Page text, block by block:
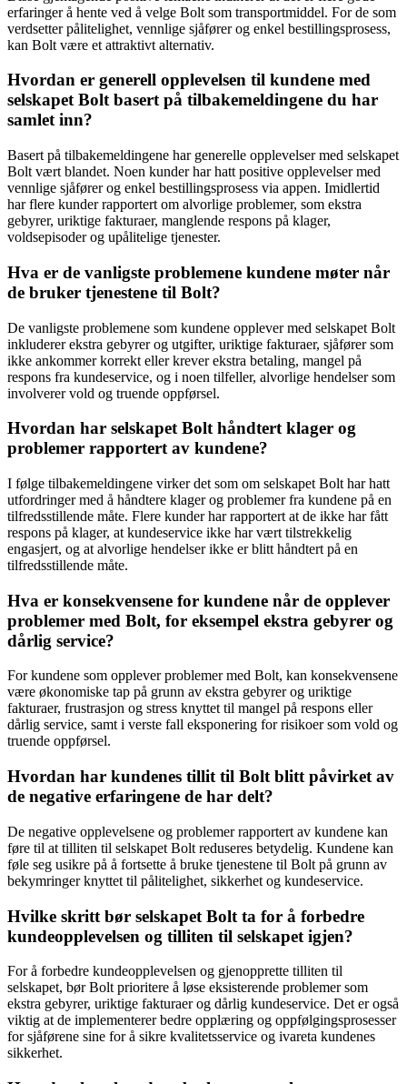
erfaringer å hente ved å velge Bolt som transportmiddel. For de som
verdsetter pålitelighet, vennlige sjåfører og enkel bestillingsprosess,
kan Bolt være et attraktivt alternativ.
Hvordan er generell opplevelsen til kundene med
selskapet Bolt basert på tilbakemeldingene du har
samlet inn?
Basert på tilbakemeldingene har generelle opplevelser med selskapet
Bolt vært blandet. Noen kunder har hatt positive opplevelser med
vennlige sjåfører og enkel bestillingsprosess via appen. Imidlertid
har flere kunder rapportert om alvorlige problemer, som ekstra
gebyrer, uriktige fakturaer, manglende respons på klager,
voldsepisoder og upålitelige tjenester.
Hva er de vanligste problemene kundene møter når
de bruker tjenestene til Bolt?
De vanligste problemene som kundene opplever med selskapet Bolt
inkluderer ekstra gebyrer og utgifter, uriktige fakturaer, sjåfører som
ikke ankommer korrekt eller krever ekstra betaling, mangel på
respons fra kundeservice, og i noen tilfeller, alvorlige hendelser som
involverer vold og truende oppførsel.
Hvordan har selskapet Bolt håndtert klager og
problemer rapportert av kundene?
I følge tilbakemeldingene virker det som om selskapet Bolt har hatt
utfordringer med å håndtere klager og problemer fra kundene på en
tilfredsstillende måte. Flere kunder har rapportert at de ikke har fått
respons på klager, at kundeservice ikke har vært tilstrekkelig
engasjert, og at alvorlige hendelser ikke er blitt håndtert på en
tilfredsstillende måte.
Hva er konsekvensene for kundene når de opplever
problemer med Bolt, for eksempel ekstra gebyrer og
dårlig service?
For kundene som opplever problemer med Bolt, kan konsekvensene
være økonomiske tap på grunn av ekstra gebyrer og uriktige
fakturaer, frustrasjon og stress knyttet til mangel på respons eller
dårlig service, samt i verste fall eksponering for risikoer som vold og
truende oppførsel.
Hvordan har kundenes tillit til Bolt blitt påvirket av
de negative erfaringene de har delt?
De negative opplevelsene og problemer rapportert av kundene kan
føre til at tilliten til selskapet Bolt reduseres betydelig. Kundene kan
føle seg usikre på å fortsette å bruke tjenestene til Bolt på grunn av
bekymringer knyttet til pålitelighet, sikkerhet og kundeservice.
Hvilke skritt bør selskapet Bolt ta for å forbedre
kundeopplevelsen og tilliten til selskapet igjen?
For å forbedre kundeopplevelsen og gjenopprette tilliten til
selskapet, bør Bolt prioritere å løse eksisterende problemer som
ekstra gebyrer, uriktige fakturaer og dårlig kundeservice. Det er også
viktig at de implementerer bedre opplæring og oppfølgingsprosesser
for sjåførene sine for å sikre kvalitetsservice og ivareta kundenes
sikkerhet.